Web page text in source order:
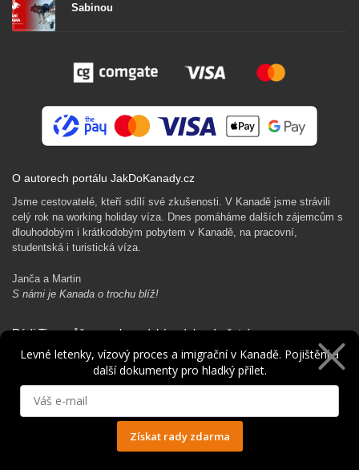
Sabinou
O autorech portálu JakDoKanady.cz
Jsme cestovatelé, kteří sdílí své zkušenosti. V Kanadě jsme strávili
celý rok na working holiday víza. Dnes pomáháme dalších zájemcům s
dlouhodobým i krátkodobým pobytem v Kanadě, na pracovní,
studentská i turistická víza.
Janča a Martin
S námi je Kanada o trochu blíž!
Rádi Ti pomůžeme s kanadským dobrodružstvím…
Levné letenky, vízový proces a imigrační v Kanadě. Pojištění a
další dokumenty pro hladký přílet.
Získat rady zdarma